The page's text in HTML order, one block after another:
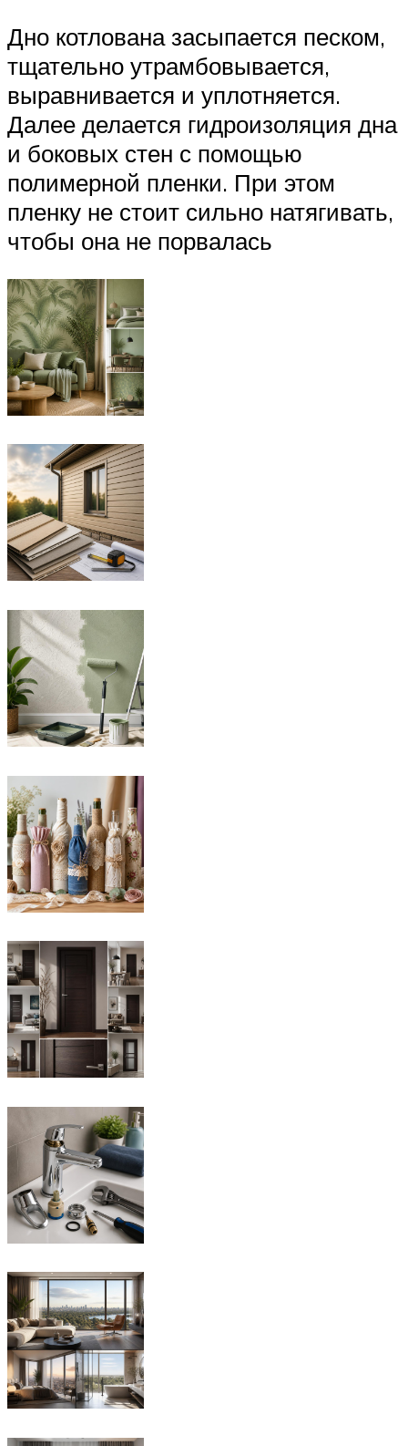
Дно котлована засыпается песком,
тщательно утрамбовывается,
выравнивается и уплотняется.
Далее делается гидроизоляция дна
и боковых стен с помощью
полимерной пленки. При этом
пленку не стоит сильно натягивать,
чтобы она не порвалась